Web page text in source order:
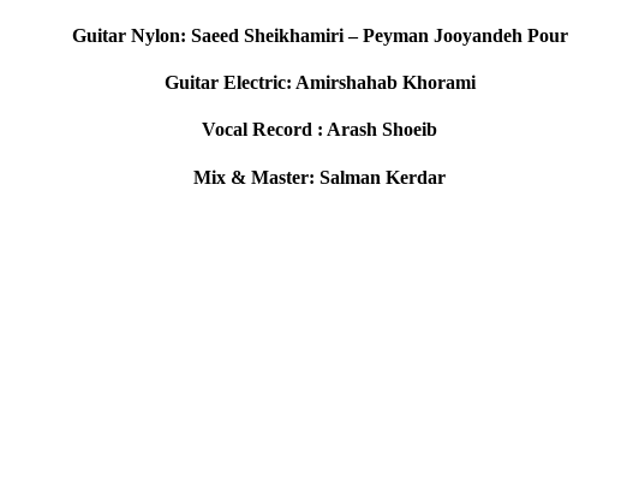
Guitar Nylon: Saeed Sheikhamiri – Peyman Jooyandeh Pour
Guitar Electric: Amirshahab Khorami
Vocal Record : Arash Shoeib
Mix & Master: Salman Kerdar